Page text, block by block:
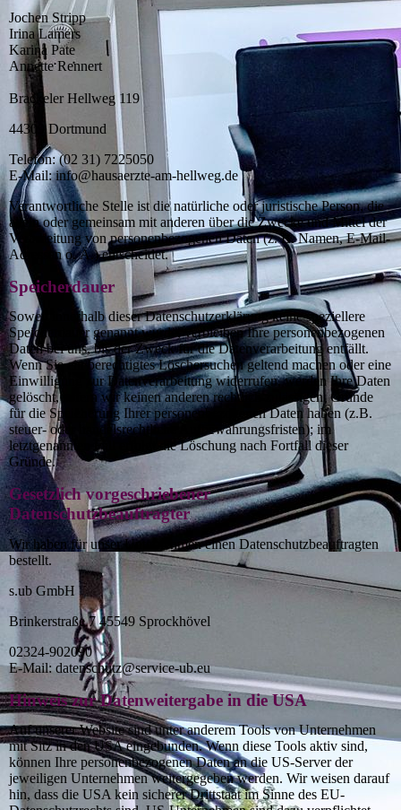
Jochen Stripp
Irina Lamers
Karina Pate
Annette Rennert
Brackeler Hellweg 119
44309 Dortmund
Telefon: (02 31) 7225050
E-Mail: info@hausaerzte-am-hellweg.de
Verantwortliche Stelle ist die natürliche oder juristische Person, die
allein oder gemeinsam mit anderen über die Zwecke und Mittel der
Verarbeitung von personenbezogenen Daten (z. B. Namen, E-Mail-
Adressen o. Ä.) entscheidet.
Speicherdauer
Soweit innerhalb dieser Datenschutzerklärung keine speziellere
Speicherdauer genannt wurde, verbleiben Ihre personenbezogenen
Daten bei uns, bis der Zweck für die Datenverarbeitung entfällt.
Wenn Sie ein berechtigtes Löschersuchen geltend machen oder eine
Einwilligung zur Datenverarbeitung widerrufen, werden Ihre Daten
gelöscht, sofern wir keinen anderen rechtlich zulässigen Gründe
für die Speicherung Ihrer personenbezogenen Daten haben (z.B.
steuer- oder handelsrechtliche Aufbewahrungsfristen); im
letztgenannten Fall erfolgt die Löschung nach Fortfall dieser
Gründe.
Gesetzlich vorgeschriebener
Datenschutzbeauftragter
Wir haben für unser Unternehmen einen Datenschutzbeauftragten
bestellt.
s.ub GmbH
Brinkerstraße 7 45549 Sprockhövel
02324-902090
E-Mail: datenschutz@service-ub.eu
Hinweis zur Datenweitergabe in die USA
Auf unserer Website sind unter anderem Tools von Unternehmen
mit Sitz in den USA eingebunden. Wenn diese Tools aktiv sind,
können Ihre personenbezogenen Daten an die US-Server der
jeweiligen Unternehmen weitergegeben werden. Wir weisen darauf
hin, dass die USA kein sicherer Drittstaat im Sinne des EU-